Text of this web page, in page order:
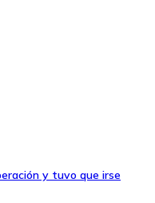
y tuvo que irse